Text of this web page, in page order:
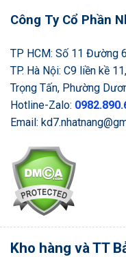
Công Ty Cổ Phần
TP HCM: Số 11 Đường
TP. Hà Nội: C9 liền kề
Trọng Tấn, Phường
Hotline-Zalo:
Email:
Kho hàng và TT